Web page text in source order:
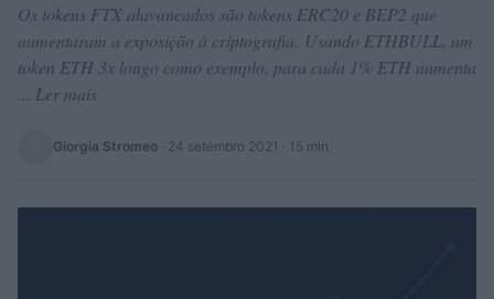
Os tokens FTX alavancados são tokens ERC20 e BEP2 que
aumentaram a exposição à criptografia. Usando ETHBULL, um
token ETH 3x longo como exemplo, para cada 1% ETH aumenta
... Ler mais
Giorgia Stromeo · 24 setembro 2021 · 15 min